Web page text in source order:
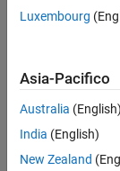
Luxembourg
Asia-Pacifico
Australia (English)
India (English)
New Zealand